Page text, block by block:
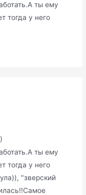
ты ему
тогда у него
ты ему
тогда у него
"зверский